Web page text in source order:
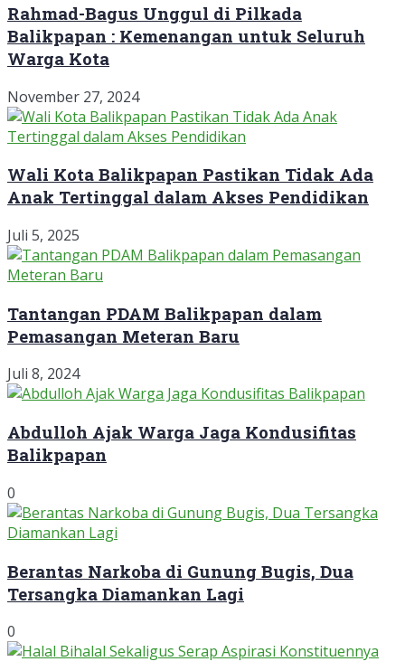
Rahmad-Bagus Unggul di Pilkada
Balikpapan : Kemenangan untuk Seluruh
Warga Kota
November 27, 2024
Wali Kota Balikpapan Pastikan Tidak Ada
Anak Tertinggal dalam Akses Pendidikan
Juli 5, 2025
Tantangan PDAM Balikpapan dalam
Pemasangan Meteran Baru
Juli 8, 2024
Abdulloh Ajak Warga Jaga Kondusifitas
Balikpapan
0
Berantas Narkoba di Gunung Bugis, Dua
Tersangka Diamankan Lagi
0